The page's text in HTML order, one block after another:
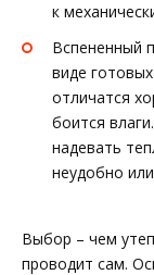
к
Вспененный
виде
отличатся
боится
надевать
неудобно
Выбор – чем
проводит сам.